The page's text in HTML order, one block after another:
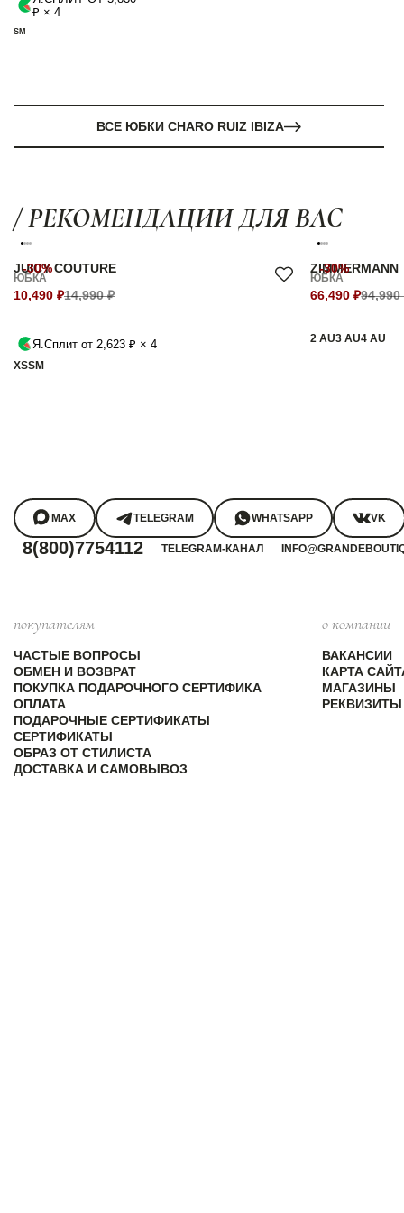
₽ × 4
SM
ВСЕ ЮБКИ CHARO RUIZ IBIZA
/ РЕКОМЕНДАЦИИ ДЛЯ ВАС
-30%
JUICY COUTURE
ЮБКА
10,490 ₽14,990 ₽
Я.Сплит от 2,623 ₽ × 4
XSSM
-30%
ZIMMERMANN
ЮБКА
66,490 ₽94,990
2 AU3 AU4 AU
MAX TELEGRAM WHATSAPP VK
8(800)7754112 TELEGRAM-КАНАЛ
покупателям
ЧАСТЫЕ ВОПРОСЫ
ОБМЕН И ВОЗВРАТ
ПОКУПКА ПОДАРОЧНОГО СЕРТИФИКА
ОПЛАТА
ПОДАРОЧНЫЕ СЕРТИФИКАТЫ
СЕРТИФИКАТЫ
ОБРАЗ ОТ СТИЛИСТА
ДОСТАВКА И САМОВЫВОЗ
о компании
ВАКАНСИИ
КАРТА
МАГАЗИНЫ
РЕКВИЗИТЫ